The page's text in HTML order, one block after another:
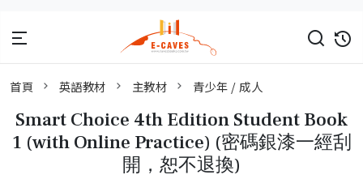
首頁 英語教材 主教材 青少年 / 成人
Smart Choice 4th Edition Student Book
1 (with Online Practice) (密碼銀漆一經刮
開，恕不退換)